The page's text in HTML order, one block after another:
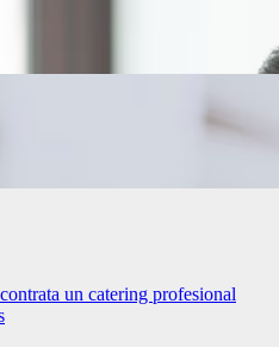
un catering profesional